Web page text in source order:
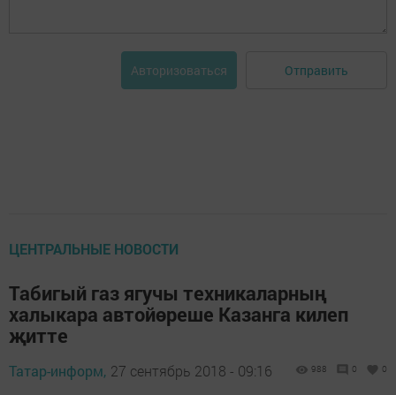
Авторизоваться Отправить
ЦЕНТРАЛЬНЫЕ НОВОСТИ
Табигый газ ягучы техникаларның
халыкара автойөреше Казанга килеп
җитте
Татар-информ, 27 сентябрь 2018 - 09:16 988 0 0